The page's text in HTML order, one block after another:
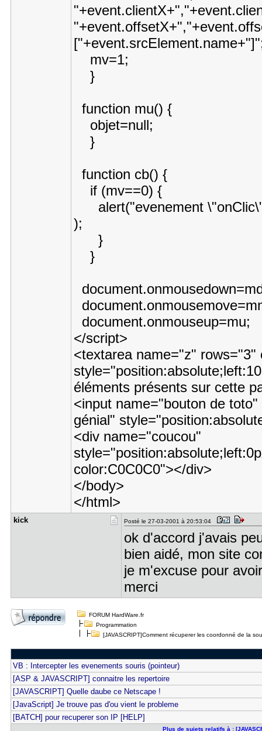
mv=1;
}
function mu() {
objet=null;
}
function cb() {
if (mv==0) {
alert("evenement \"onClic\"
);
}
}
document.onmouseup=mu;
</script>
<textarea name="z" rows="3"
éléments présents sur cette
<input name="bouton de
génial"
<div name="coucou"
color:C0C0C0"></div>
</body>
</html>
kick Posté le 27-03-2001 à 20:53:04
ok d'accord j'avais
bien aidé, mon site
je m'excuse pour
merci
FORUM HardWare.fr
Programmation
[JAVASCRIPT]Comment récuperer les coordonné de la
VB : Intercepter les evenements souris (pointeur)
[ASP & JAVASCRIPT] connaitre les repertoire
[JAVASCRIPT] Quelle daube ce Netscape !
[JavaScript] Je trouve pas d'ou vient le probleme
[BATCH] pour recuperer son IP [HELP]
Plus de sujets relatifs à :